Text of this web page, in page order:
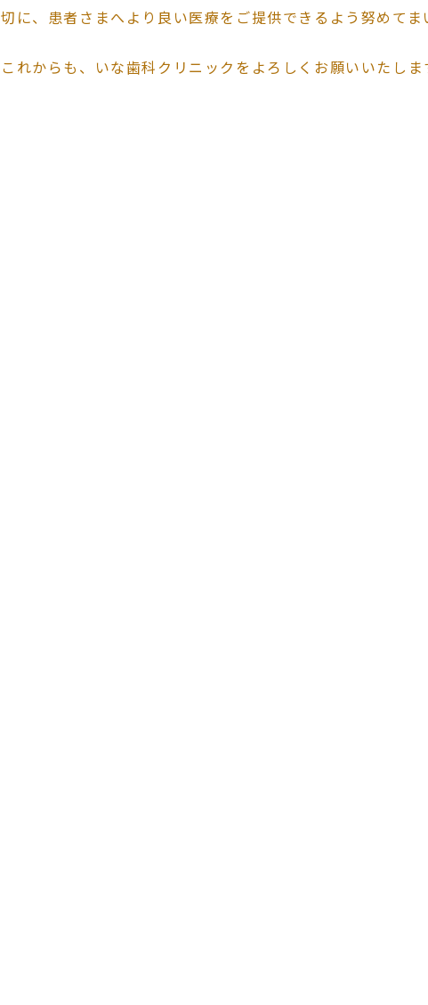
切に、患者さまへより良い医療をご提供できるよう努めてま
これからも、いな歯科クリニックをよろしくお願いいたしま